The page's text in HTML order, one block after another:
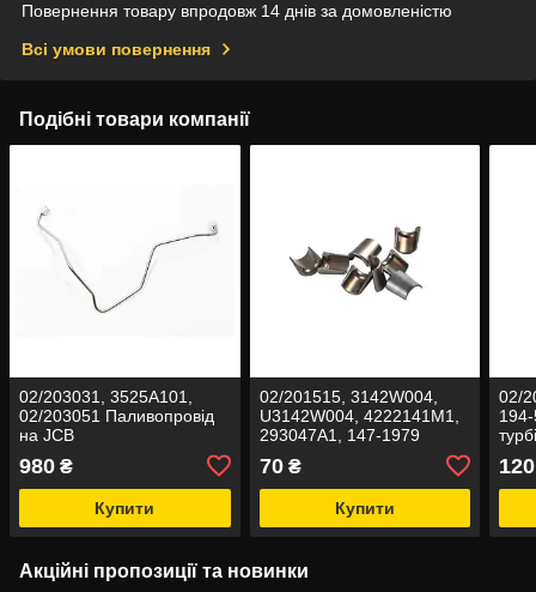
Повернення товару впродовж 14 днів за домовленістю
Всі умови повернення
Подібні товари компанії
02/203031, 3525A101,
02/203051 Паливопровід
на JCB
980 ₴
Купити
02/201515, 3142W004,
U3142W004, 4222141M1,
293047A1, 147-1979
70₴
Купити
02/
120
Акційні пропозиції та новинки